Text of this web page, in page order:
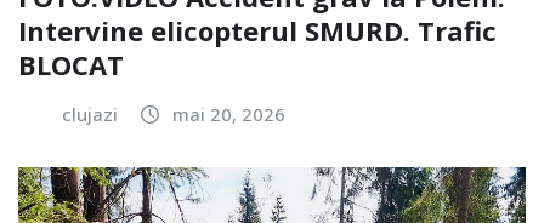
Intervine elicopterul SMURD. Trafic
BLOCAT
clujazi mai 20, 2026